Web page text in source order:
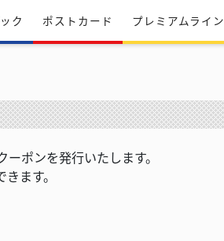
ク ポストカード プレミアムライン
ポンを発行いたします。
ます。